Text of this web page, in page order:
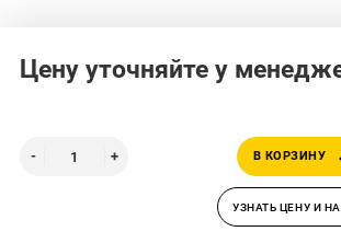
Цену уточняйте у
В КОРЗИНУ
УЗНАТЬ ЦЕНУ И